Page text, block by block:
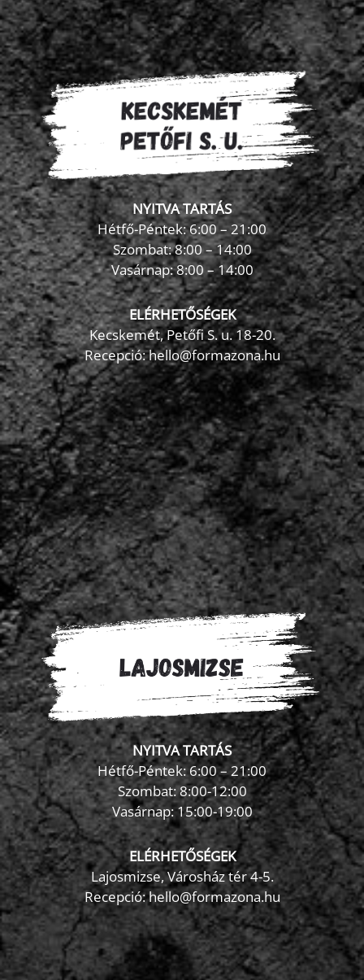
NYITVA TARTÁS
Hétfő-Péntek: 6:00 – 21:00
Szombat: 8:00 – 14:00
Vasárnap: 8:00 – 14:00
ELÉRHETŐSÉGEK
Kecskemét, Petőfi S. u. 18-20.
Recepció: hello@formazona.hu
NYITVA TARTÁS
Hétfő-Péntek: 6:00 – 21:00
Szombat: 8:00-12:00
Vasárnap: 15:00-19:00
ELÉRHETŐSÉGEK
Lajosmizse, Városház tér 4-5.
Recepció:hello@formazona.hu
FormaZona chatbot ×